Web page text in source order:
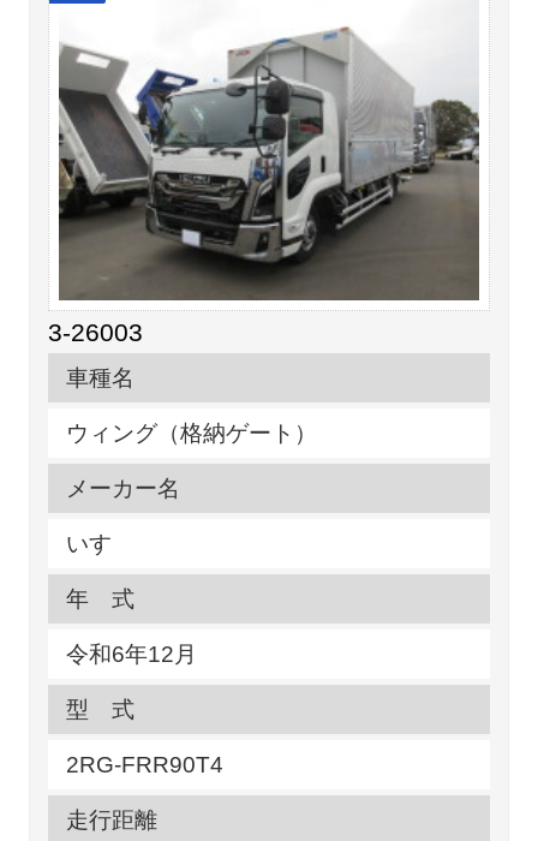
3-26003
車種名
ウィング（格納ゲート）
メーカー名
いすゞ
年 式
令和6年12月
型 式
2RG-FRR90T4
走行距離